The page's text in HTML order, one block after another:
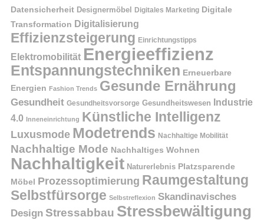
Datensicherheit Designermöbel Digitales Marketing Digitale
Transformation Digitalisierung
Effizienzsteigerung Einrichtungstipps
Elektromobilität Energieeffizienz
Entspannungstechniken Erneuerbare
Energien Fashion Trends Gesunde Ernährung
Gesundheit Gesundheitsvorsorge Gesundheitswesen Industrie
4.0 Inneneinrichtung Künstliche Intelligenz
Luxusmode Modetrends Nachhaltige Mobilität
Nachhaltige Mode Nachhaltiges Wohnen
Nachhaltigkeit Naturerlebnis Platzsparende
Möbel
Prozessoptimierung Raumgestaltung
Selbstfürsorge Selbstreflexion Skandinavisches
Design Stressabbau Stressbewältigung